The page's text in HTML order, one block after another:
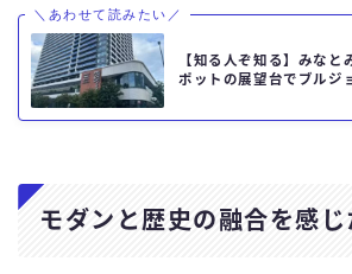
＼あわせて読みたい／
【知る人ぞ知る】みなと
ポットの展望台でブルジ
モダンと歴史の融合を感じ